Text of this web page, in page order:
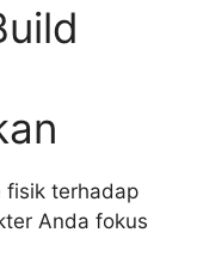
fisik terhadap
Anda fokus